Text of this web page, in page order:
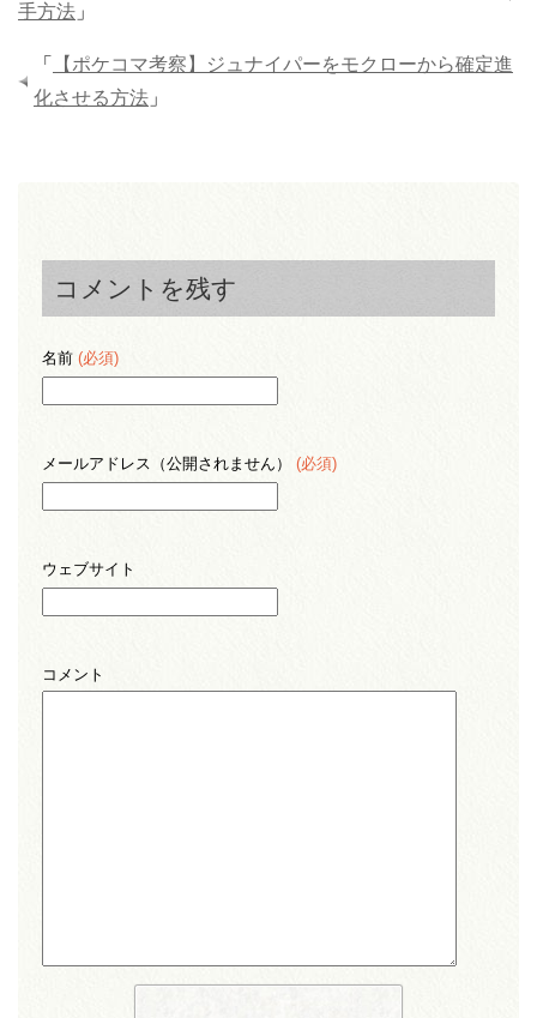
手方法 」
「
【ポケコマ考察】ジュナイパーをモクローから確定進
化させる方法 」
コメントを残す
名前 (必須)
メールアドレス（公開されません） (必須)
ウェブサイト
コメント